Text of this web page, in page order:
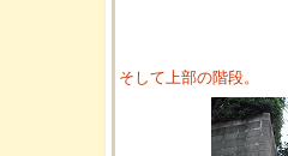
そして上部の階段。